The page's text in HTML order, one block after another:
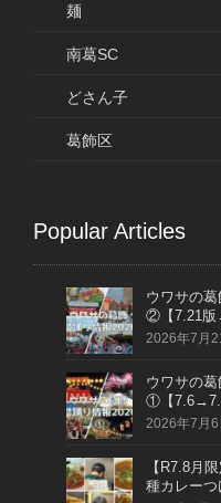
麺
南葛SC
どさん子
葛飾区
Popular Articles
ウワサの
②【7.21版
2026年7月
ウワサの
①【
2026年7月
【R7.8月
種カレー